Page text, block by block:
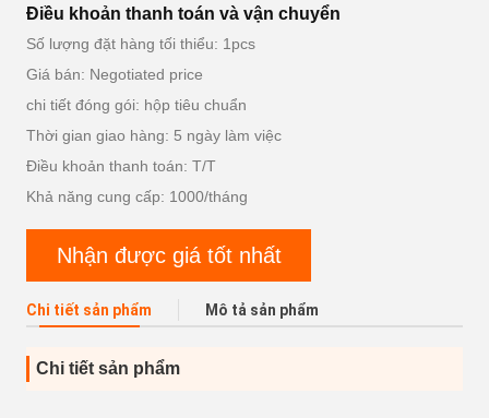
Điều khoản thanh toán và vận chuyển
Số lượng đặt hàng tối thiểu: 1pcs
Giá bán: Negotiated price
chi tiết đóng gói: hộp tiêu chuẩn
Thời gian giao hàng: 5 ngày làm việc
Điều khoản thanh toán: T/T
Khả năng cung cấp: 1000/tháng
Nhận được giá tốt nhất
Chi tiết sản phẩm Mô tả sản phẩm
Chi tiết sản phẩm